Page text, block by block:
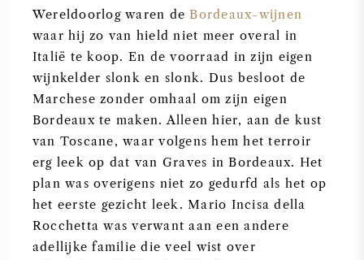
Wereldoorlog waren de Bordeaux-wijnen
waar hij zo van hield niet meer overal in
Italië te koop. En de voorraad in zijn eigen
wijnkelder slonk en slonk. Dus besloot de
Marchese zonder omhaal om zijn eigen
Bordeaux te maken. Alleen hier, aan de kust
van Toscane, waar volgens hem het terroir
erg leek op dat van Graves in Bordeaux. Het
plan was overigens niet zo gedurfd als het op
het eerste gezicht leek. Mario Incisa della
Rocchetta was verwant aan een andere
adellijke familie die veel wist over